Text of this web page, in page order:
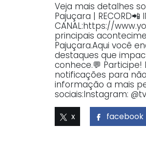
Veja mais detalhes
Pajuçara | RECORD📲
CANAL:https://
principais
Pajuçara.Aqui você
destaques que
conhece.💬
notificações para
informação a mais
sociais:Instagram:
x facebook